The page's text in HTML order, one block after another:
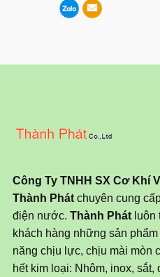
Công Ty TNHH SX Cơ Khí
Thành Phát chuyên cung
điện nước. Thành Phát
khách hàng những sản
năng chịu lực, chịu mài mòn
hết kim loại: Nhôm, inox, sắt,